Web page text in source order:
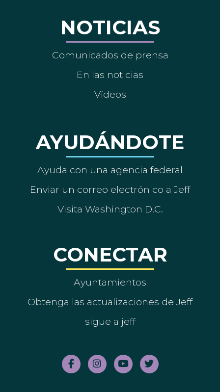
NOTICIAS
Comunicados de prensa
En las noticias
Vídeos
AYUDÁNDOTE
Ayuda con una agencia federal
Enviar un correo electrónico a Jeff
Visita Washington D.C.
CONECTAR
Ayuntamientos
Obtenga las actualizaciones de Jeff
sigue a jeff